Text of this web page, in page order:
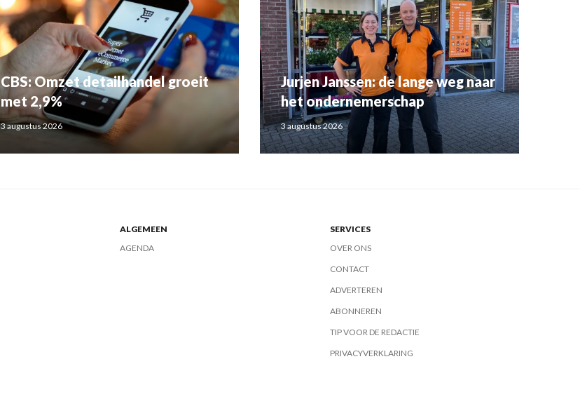
CBS: Omzet detailhandel groeit
met 2,9%
3 augustus 2026
Jurjen Janssen: de lange weg naar
het ondernemerschap
3 augustus 2026
ALGEMEEN
AGENDA
SERVICES
OVER ONS
CONTACT
ADVERTEREN
ABONNEREN
TIP VOOR DE REDACTIE
PRIVACYVERKLARING